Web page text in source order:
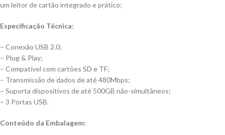
um leitor de cartão integrado e prático;
Especificação Técnica:
– Conexão USB 2.0;
– Plug & Play;
– Compatível com cartões SD e TF;
– Transmissão de dados de até 480Mbps;
– Suporta dispositivos de até 500GB não-simultâneos;
– 3 Portas USB.
Conteúdo da Embalagem: